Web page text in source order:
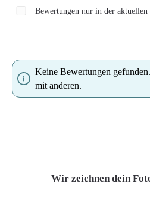
Bewertungen nur in der aktuellen
Keine Bewertungen
mit anderen.
Wir zeichnen dein